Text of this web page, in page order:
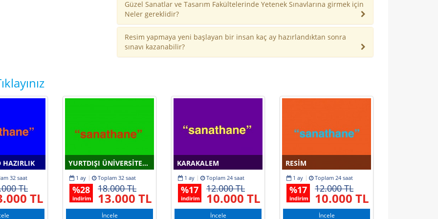
olmakla beraber,
ve sarf edilen emeğin
Güzel Sanatlar ve Tasarım Fakültelerinde Yetenek Sınavlarına girmek için
Neler gereklidir?
Resim yapmaya yeni başlayan bir insan kaç ay hazırlandıktan sonra
sınavı kazanabilir?
HAZIRLIK
32 saat
TL
TL
YURTDIŞI ÜNIVERSITELERINE PORTFOLYO HAZIRLIĞI
1 ay Toplam 32 saat
%28
indirim
18.000 TL
13.000 TL
İncele
KARAKALEM
1 ay Toplam 24 saat
%17
indirim
12.000 TL
10.000 TL
İncele
RESIM
1 ay Toplam 24 saat
%17
indirim
12.000 TL
10.000 TL
İncele